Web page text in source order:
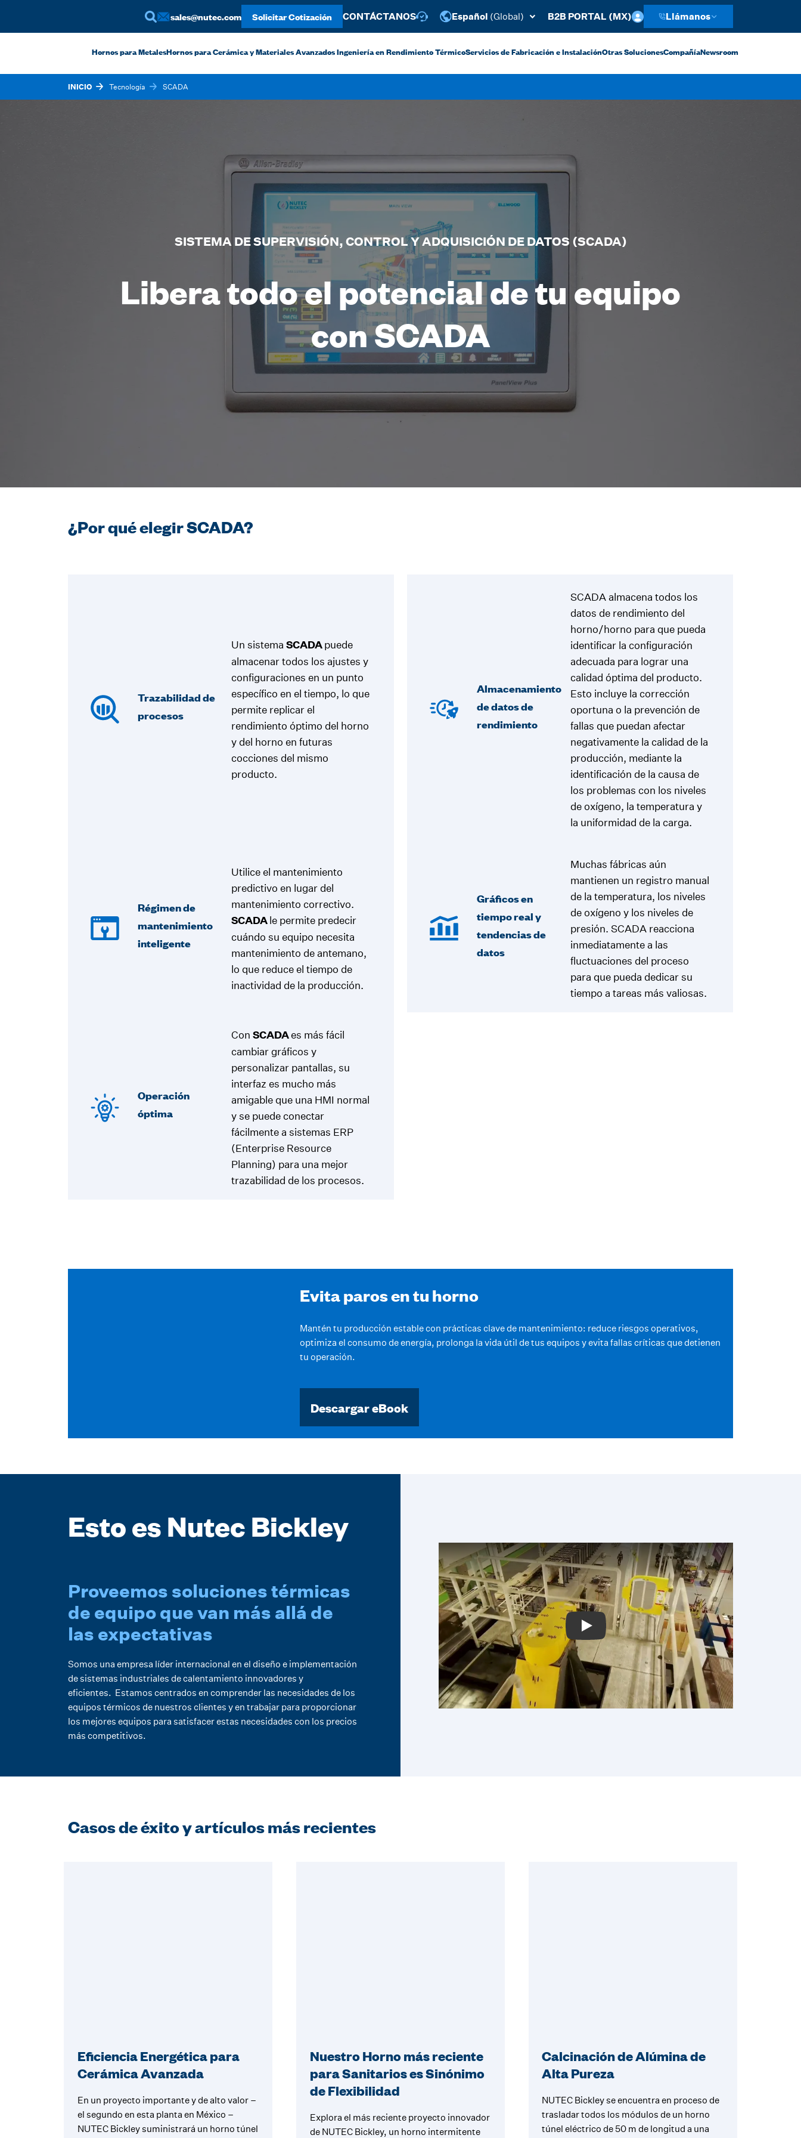
sales@nutec.com Solicitar Cotización CONTÁCTANOS Español (Global) B2B PORTAL (MX) Llámanos
Hornos para MetalesHornos para Cerámica y Materiales AvanzadosIngeniería en Rendimiento TérmicoServicios de Fabricación e InstalaciónOtras SolucionesCompañíaNewsroom
INICIO Tecnología SCADA
SISTEMA DE SUPERVISIÓN, CONTROL Y ADQUISICIÓN DE DATOS (SCADA)
Libera todo el potencial de tu equipo
con SCADA
¿Por qué elegir SCADA?
Trazabilidad de
procesos
Un sistemaSCADApuede
almacenar todos los ajustes y
configuraciones en un punto
específico en el tiempo, lo que
permite replicar el
rendimiento óptimo del horno
y del horno en futuras
cocciones del mismo
producto.
Almacenamiento
de datos de
rendimiento
SCADA almacena todos los
datos de rendimiento del
horno/horno para que pueda
identificar la configuración
adecuada para lograr una
calidad óptima del producto.
Esto incluye la corrección
oportuna o la prevención de
fallas que puedan afectar
negativamente la calidad de la
producción, mediante la
identificación de la causa de
los problemas con los niveles
de oxígeno, la temperatura y
la uniformidad de la carga.
Régimen de
mantenimiento
inteligente
Utilice el mantenimiento
predictivo en lugar del
mantenimiento correctivo.
SCADAle permite predecir
cuándo su equipo necesita
mantenimiento de antemano,
lo que reduce el tiempo de
inactividad de la producción.
Gráficos en
tiempo real y
tendencias de
datos
Muchas fábricas aún
mantienen un registro manual
de la temperatura, los niveles
de oxígeno y los niveles de
presión. SCADA reacciona
inmediatamente a las
fluctuaciones del proceso
para que pueda dedicar su
tiempo a tareas más valiosas.
Operación
óptima
ConSCADAes más fácil
cambiar gráficos y
personalizar pantallas, su
interfaz es mucho más
amigable que una HMI normal
y se puede conectar
fácilmente a sistemas ERP
(Enterprise Resource
Planning) para una mejor
trazabilidad de los procesos.
Evita paros en tu horno
Mantén tu producción estable con prácticas clave de mantenimiento: reduce riesgos operativos,
optimiza el consumo de energía, prolonga la vida útil de tus equipos y evita fallas críticas que detienen
tu operación.
Descargar eBook
Esto es Nutec Bickley
Proveemos soluciones térmicas
de equipo que van más allá de
las expectativas
Somos una empresa líder internacional en el diseño e implementación
de sistemas industriales de calentamiento innovadores y
eficientes. Estamos centrados en comprender las necesidades de los
equipos térmicos de nuestros clientes y en trabajar para proporcionar
los mejores equipos para satisfacer estas necesidades con los precios
más competitivos.
Play: Video Title
Casos de éxito y artículos más recientes
Eficiencia Energética para
Cerámica Avanzada
En un proyecto importante y de alto valor –
el segundo en esta planta en México –
NUTEC Bickley suministrará un horno túnel
Nuestro Horno más reciente
para Sanitarios es Sinónimo
de Flexibilidad
Explora el más reciente proyecto innovador
de NUTEC Bickley, un horno intermitente
Calcinación de Alúmina de
Alta Pureza
NUTEC Bickley se encuentra en proceso de
trasladar todos los módulos de un horno
túnel eléctrico de 50 m de longitud a una